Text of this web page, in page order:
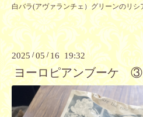
白バラ(アヴァランチェ）グリーンのリシ
2025 /05/ 16 19:32
ヨーロピアンブーケ ③